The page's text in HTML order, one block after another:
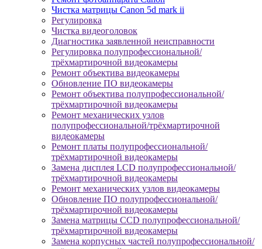
Чистка матрицы Canon 5d mark ii
Регулировка
Чистка видеоголовок
Диагностика заявленной неисправности
Регулировка полупрофессиональной/
трёхмартирочной видеокамеры
Ремонт объектива видеокамеры
Обновление ПО видеокамеры
Ремонт объектива полупрофессиональной/
трёхмартирочной видеокамеры
Ремонт механических узлов
полупрофессиональной/трёхмартирочной
видеокамеры
Ремонт платы полупрофессиональной/
трёхмартирочной видеокамеры
Замена дисплея LCD полупрофессиональной/
трёхмартирочной видеокамеры
Ремонт механических узлов видеокамеры
Обновление ПО полупрофессиональной/
трёхмартирочной видеокамеры
Замена матрицы CCD полупрофессиональной/
трёхмартирочной видеокамеры
Замена корпусных частей полупрофессиональной/